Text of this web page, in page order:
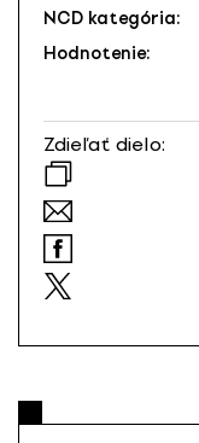
NCD kategória:
Hodnotenie:
Zdieľať dielo: